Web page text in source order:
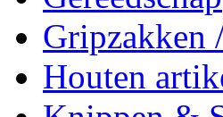
Gripzakken
Houten